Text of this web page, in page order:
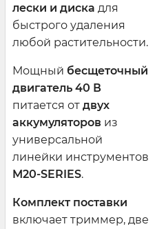
лески и диска для
быстрого удаления
любой растительности.
Мощный бесщеточный
двигатель 40 В
питается от двух
аккумуляторов из
универсальной
линейки инструментов
M20-SERIES.
Комплект поставки
включает триммер, две